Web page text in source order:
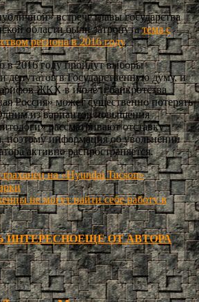
встрече главы государства
области были затронутатема с
региона в 2016 году.
в 2016 году пройдут выборы
депутатов в Государственную думу, и
ЖКХ в июле и банкротства
Россия» может существенно потерять
из вариантов повышения
рассматривают отставку
поэтому информация об увольнении
активно распространяется.
на «Hyundai Tucson»
не могут найти себе работу в
ИНТЕРЕСНОЕЩЕ ОТ АВТОРА